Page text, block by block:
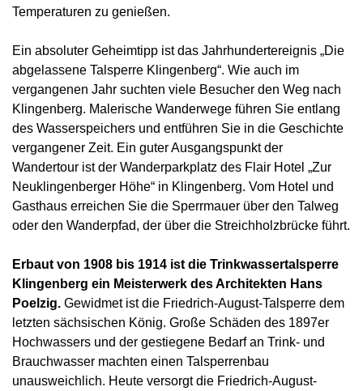
Temperaturen zu genießen.
Ein absoluter Geheimtipp ist das Jahrhundertereignis „Die
abgelassene Talsperre Klingenberg“. Wie auch im
vergangenen Jahr suchten viele Besucher den Weg nach
Klingenberg. Malerische Wanderwege führen Sie entlang
des Wasserspeichers und entführen Sie in die Geschichte
vergangener Zeit. Ein guter Ausgangspunkt der
Wandertour ist der Wanderparkplatz des Flair Hotel „Zur
Neuklingenberger Höhe“ in Klingenberg. Vom Hotel und
Gasthaus erreichen Sie die Sperrmauer über den Talweg
oder den Wanderpfad, der über die Streichholzbrücke führt.
Erbaut von 1908 bis 1914 ist die Trinkwassertalsperre
Klingenberg ein Meisterwerk des Architekten Hans
Poelzig. Gewidmet ist die Friedrich-August-Talsperre dem
letzten sächsischen König. Große Schäden des 1897er
Hochwassers und der gestiegene Bedarf an Trink- und
Brauchwasser machten einen Talsperrenbau
unausweichlich. Heute versorgt die Friedrich-August-